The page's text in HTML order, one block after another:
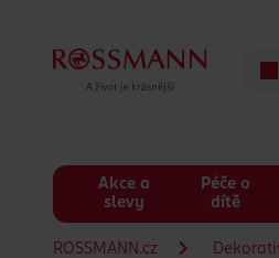
Akce a
slevy
Péče o
dítě
ROSSMANN.cz